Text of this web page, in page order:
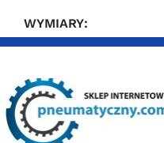
WYMIARY